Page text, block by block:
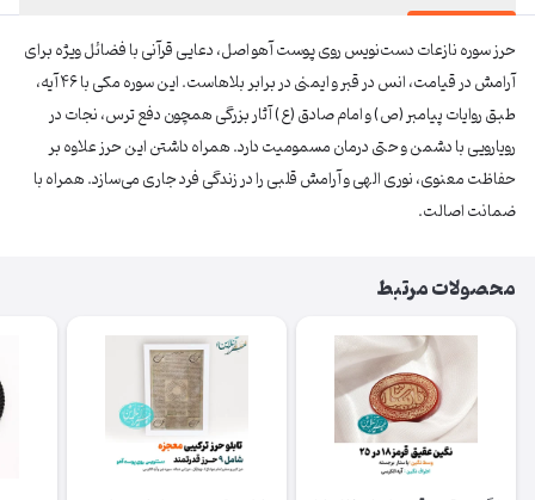
حرز سوره نازعات دست‌نویس روی پوست آهو اصل، دعایی قرآنی با فضائل ویژه برای
آرامش در قیامت، انس در قبر و ایمنی در برابر بلاهاست. این سوره مکی با ۴۶ آیه،
طبق روایات پیامبر (ص) و امام صادق (ع) آثار بزرگی همچون دفع ترس، نجات در
رویارویی با دشمن و حتی درمان مسمومیت دارد. همراه داشتن این حرز علاوه بر
حفاظت معنوی، نوری الهی و آرامش قلبی را در زندگی فرد جاری می‌سازد. همراه با
ضمانت اصالت.
محصولات مرتبط